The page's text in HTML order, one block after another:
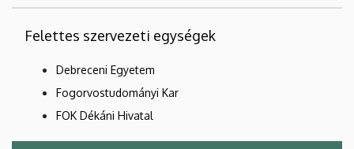
Felettes szervezeti egységek
Debreceni Egyetem
Fogorvostudományi Kar
FOK Dékáni Hivatal